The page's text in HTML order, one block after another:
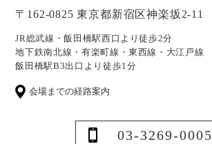
〒162-0825 東京都新宿区神楽坂2-11
JR総武線・飯田橋駅西口より徒歩2分
地下鉄南北線・有楽町線・東西線・大江戸線
飯田橋駅B3出口より徒歩1分
会場までの経路案内
03-3269-0005